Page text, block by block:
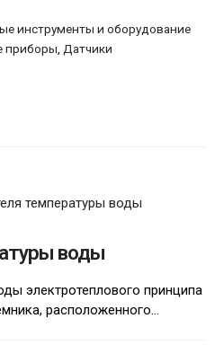
инструменты и оборудование
приборы Датчики
воды
электротеплового принципа
расположенного...